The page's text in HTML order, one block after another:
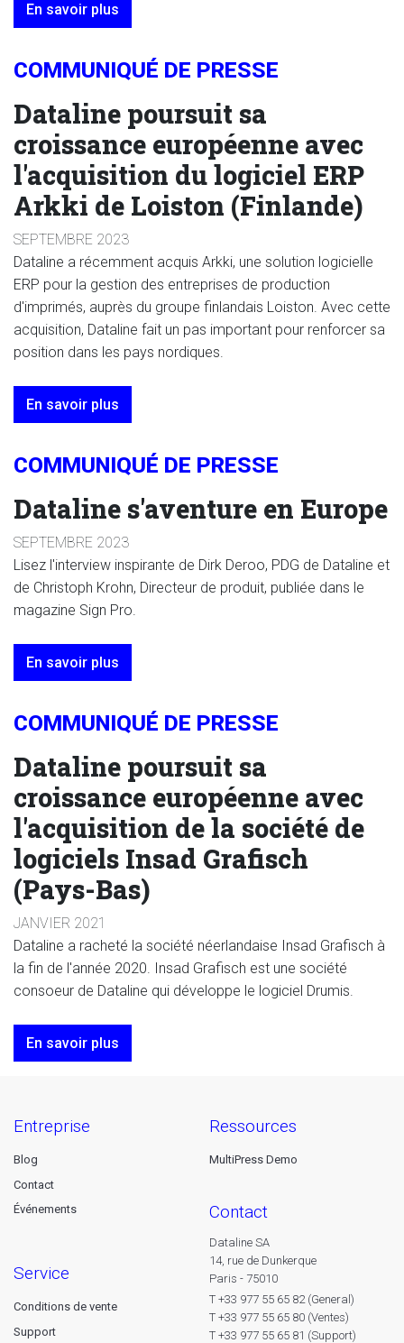
En savoir plus
COMMUNIQUÉ DE PRESSE
Dataline poursuit sa
croissance européenne avec
l'acquisition du logiciel ERP
Arkki de Loiston (Finlande)
SEPTEMBRE 2023
Dataline a récemment acquis Arkki, une solution logicielle
ERP pour la gestion des entreprises de production
d'imprimés, auprès du groupe finlandais Loiston. Avec cette
acquisition, Dataline fait un pas important pour renforcer sa
position dans les pays nordiques.
En savoir plus
COMMUNIQUÉ DE PRESSE
Dataline s'aventure en Europe
SEPTEMBRE 2023
Lisez l'interview inspirante de Dirk Deroo, PDG de Dataline et
de Christoph Krohn, Directeur de produit, publiée dans le
magazine Sign Pro.
En savoir plus
COMMUNIQUÉ DE PRESSE
Dataline poursuit sa
croissance européenne avec
l'acquisition de la société de
logiciels Insad Grafisch
(Pays-Bas)
JANVIER 2021
Dataline a racheté la société néerlandaise Insad Grafisch à
la fin de l'année 2020. Insad Grafisch est une société
consoeur de Dataline qui développe le logiciel Drumis.
En savoir plus
entreprise
Blog
Contact
Événements
service
Conditions de vente
Support
ressources
MultiPress Demo
contact
Dataline SA
14, rue de Dunkerque
Paris - 75010
T +33 977 55 65 82 (General)
T +33 977 55 65 80 (Ventes)
T +33 977 55 65 81 (Support)